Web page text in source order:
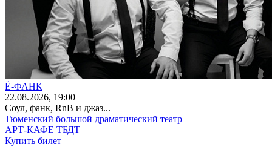
Ё-ФАНК
22.08.2026, 19:00
Соул, фанк, RnB и джаз...
Тюменский большой драматический театр
АРТ-КАФЕ ТБДТ
Купить билет